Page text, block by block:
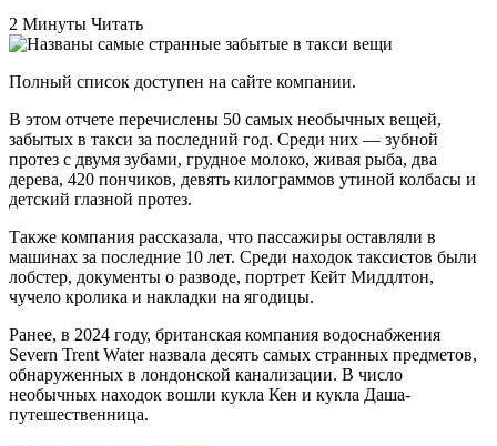
2 Минуты Читать
Полный список доступен на сайте компании.
В этом отчете перечислены 50 самых необычных вещей,
забытых в такси за последний год. Среди них — зубной
протез с двумя зубами, грудное молоко, живая рыба, два
дерева, 420 пончиков, девять килограммов утиной колбасы и
детский глазной протез.
Также компания рассказала, что пассажиры оставляли в
машинах за последние 10 лет. Среди находок таксистов были
лобстер, документы о разводе, портрет Кейт Миддлтон,
чучело кролика и накладки на ягодицы.
Ранее, в 2024 году, британская компания водоснабжения
Severn Trent Water назвала десять самых странных предметов,
обнаруженных в лондонской канализации. В число
необычных находок вошли кукла Кен и кукла Даша-
путешественница.